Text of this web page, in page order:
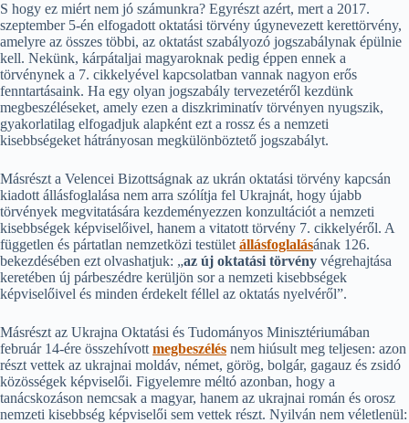
S hogy ez miért nem jó számunkra? Egyrészt azért, mert a 2017.
szeptember 5-én elfogadott oktatási törvény úgynevezett kerettörvény,
amelyre az összes többi, az oktatást szabályozó jogszabálynak épülnie
kell. Nekünk, kárpátaljai magyaroknak pedig éppen ennek a
törvénynek a 7. cikkelyével kapcsolatban vannak nagyon erős
fenntartásaink. Ha egy olyan jogszabály tervezetéről kezdünk
megbeszéléseket, amely ezen a diszkriminatív törvényen nyugszik,
gyakorlatilag elfogadjuk alapként ezt a rossz és a nemzeti
kisebbségeket hátrányosan megkülönböztető jogszabályt.
Másrészt a Velencei Bizottságnak az ukrán oktatási törvény kapcsán
kiadott állásfoglalása nem arra szólítja fel Ukrajnát, hogy újabb
törvények megvitatására kezdeményezzen konzultációt a nemzeti
kisebbségek képviselőivel, hanem a vitatott törvény 7. cikkelyéről. A
független és pártatlan nemzetközi testület állásfoglalásának 126.
bekezdésében ezt olvashatjuk: „az új oktatási törvény végrehajtása
keretében új párbeszédre kerüljön sor a nemzeti kisebbségek
képviselőivel és minden érdekelt féllel az oktatás nyelvéről”.
Másrészt az Ukrajna Oktatási és Tudományos Minisztériumában
február 14-ére összehívott megbeszélés nem hiúsult meg teljesen: azon
részt vettek az ukrajnai moldáv, német, görög, bolgár, gagauz és zsidó
közösségek képviselői. Figyelemre méltó azonban, hogy a
tanácskozáson nemcsak a magyar, hanem az ukrajnai román és orosz
nemzeti kisebbség képviselői sem vettek részt. Nyilván nem véletlenül: